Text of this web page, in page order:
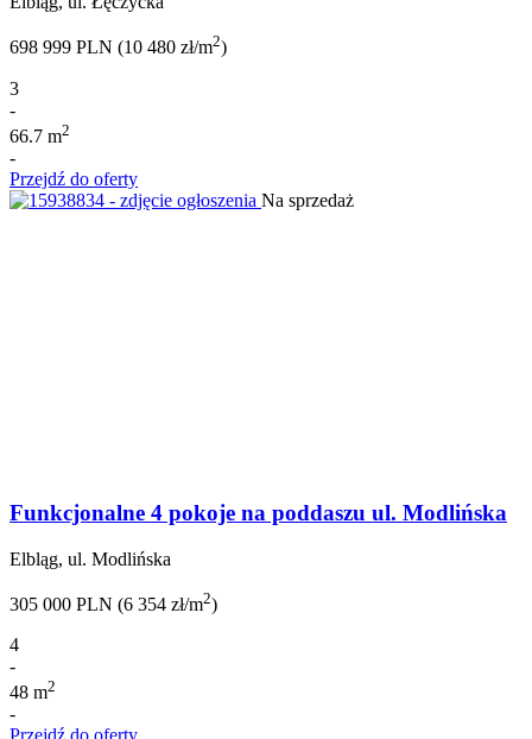
698 999 PLN (10 480 zł/m2)
3
-
66.7 m2
-
Przejdź do oferty
Na sprzedaż
Funkcjonalne 4 pokoje na poddaszu ul. Modlińska
Elbląg, ul. Modlińska
305 000 PLN (6 354 zł/m2)
4
-
48 m2
-